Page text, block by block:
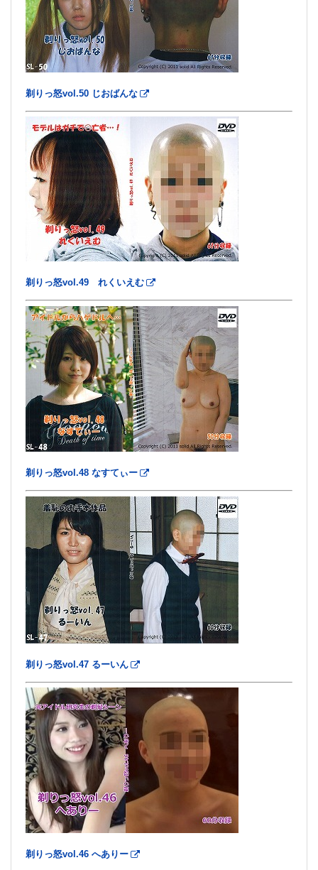
剃りっ怒vol.50 じおばんな
剃りっ怒vol.49 れくいえむ
剃りっ怒vol.48 なすてぃー
剃りっ怒vol.47 るーいん
剃りっ怒vol.46 へありー